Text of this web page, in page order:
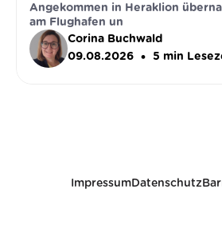
Angekommen in Heraklion
am Flughafen un
Corina Buchwald
09.08.2026
• 5 min
ImpressumDatenschutz